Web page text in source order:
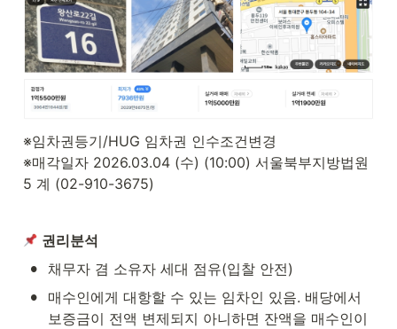
※임차권등기/HUG 임차권 인수조건변경
※매각일자 2026.03.04 (수) (10:00) 서울북부지방법원
5 계 (02-910-3675)
권리분석
• 채무자 겸 소유자 세대 점유(입찰 안전)
•
매수인에게 대항할 수 있는 임차인 있음. 배당에서
보증금이 전액 변제되지 아니하면 잔액을 매수인이